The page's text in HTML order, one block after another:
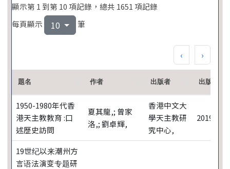
顯示第 1 到第 10 項記錄，總共 1651 項記錄
每頁顯示
10 筆
‹ ›
題名 作者 出版者 出版年
1950-1980年代香
港天主教教育 :口
述歷史訪問
夏其龍,; 曾家
洛,; 劉卓輝,
香港中文大
學天主教研
究中心,
2019
19世纪以来潮州方
言语法演变专题研